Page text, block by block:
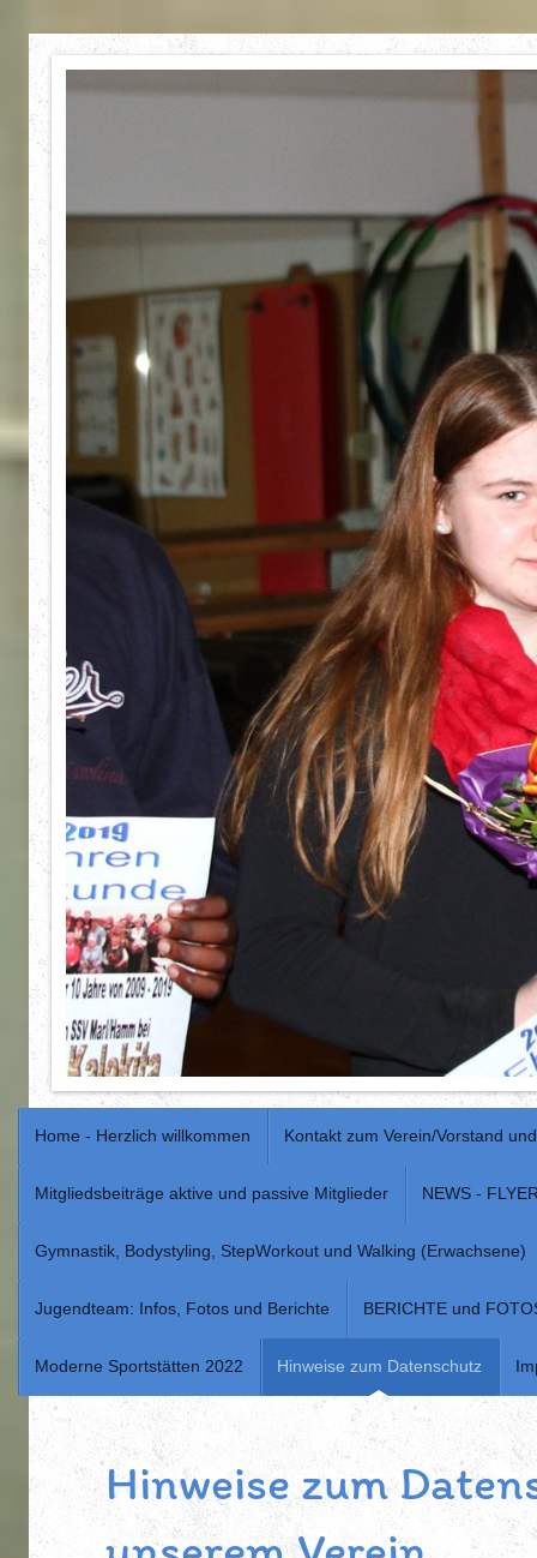
Home - Herzlich willkommen Kontakt zum Verein/Vorstand
Mitgliedsbeiträge aktive und passive Mitglieder NEWS -
Gymnastik, Bodystyling, StepWorkout und Walking (Erwachsene)
Jugendteam: Infos, Fotos und Berichte BERICHTE und
Moderne Sportstätten 2022 Hinweise zum Datenschutz
Hinweise zum